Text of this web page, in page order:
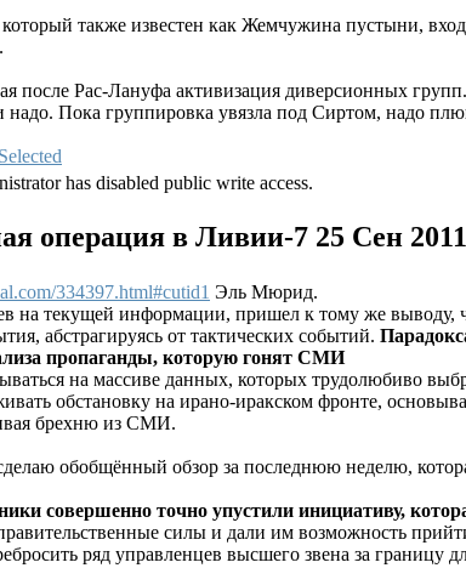
который также известен как Жемчужина пустыни,
после Рас-Лануфа активизация диверсионных групп.
надо. Пока группировка увязла под Сиртом, надо
has disabled public write access.
операция в Ливии-7 25 Сен
334397.html#cutid1 Эль Мюрид.
на текущей информации, пришел к тому же выводу,
абстрагируясь от тактических событий.
пропаганды, которую гонят СМИ
на массиве данных, которых трудолюбиво
обстановку на ирано-иракском фронте,
брехню из СМИ.
обобщённый обзор за последнюю неделю,
совершенно точно упустили инициативу,
силы и дали им возможность
ряд управленцев высшего звена за